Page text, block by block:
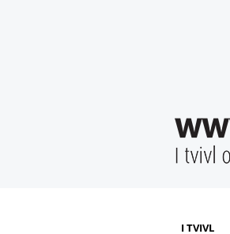
I TVIVL